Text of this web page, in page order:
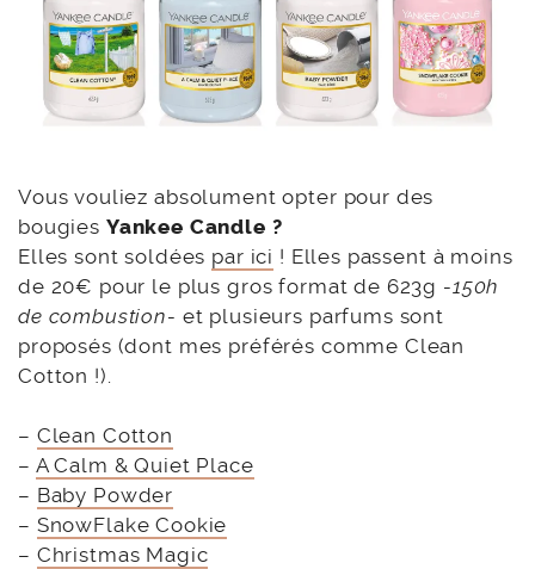
Vous vouliez absolument opter pour des
bougies Yankee Candle ?
Elles sont soldées par ici ! Elles passent à moins
de 20€ pour le plus gros format de 623g -150h
de combustion- et plusieurs parfums sont
proposés (dont mes préférés comme Clean
Cotton !).
– Clean Cotton
– A Calm & Quiet Place
– Baby Powder
– SnowFlake Cookie
– Christmas Magic